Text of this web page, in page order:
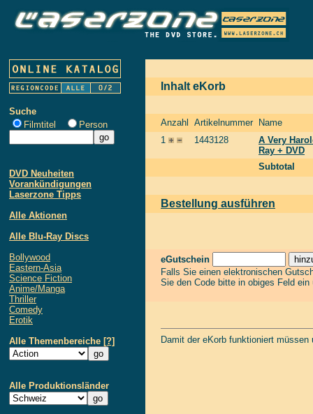
Suche
Filmtitel
Person
DVD Neuheiten
Vorankündigungen
Laserzone Tipps
Alle Aktionen
Alle Blu-Ray Discs
Bollywood
Eastern-Asia
Science Fiction
Anime/Manga
Thriller
Comedy
Erotik
Alle Themenbereiche [?]
Alle Produktionsländer
Inhalt eKorb
Anzahl Artikelnummer
Name
1
1443128
A Very
Ray + DVD
Subtotal
Bestellung ausführen
eGutschein
Falls Sie einen elektronischen
Sie den Code bitte in obiges Feld
Damit der eKorb funktioniert